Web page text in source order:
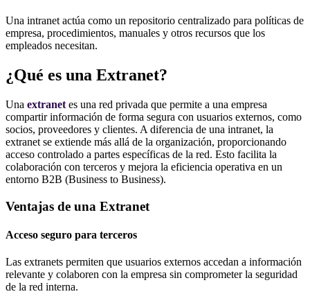
Una intranet actúa como un repositorio centralizado para políticas de
empresa, procedimientos, manuales y otros recursos que los
empleados necesitan.
¿Qué es una Extranet?
Una extranet es una red privada que permite a una empresa
compartir información de forma segura con usuarios externos, como
socios, proveedores y clientes. A diferencia de una intranet, la
extranet se extiende más allá de la organización, proporcionando
acceso controlado a partes específicas de la red. Esto facilita la
colaboración con terceros y mejora la eficiencia operativa en un
entorno B2B (Business to Business).
Ventajas de una Extranet
Acceso seguro para terceros
Las extranets permiten que usuarios externos accedan a información
relevante y colaboren con la empresa sin comprometer la seguridad
de la red interna.